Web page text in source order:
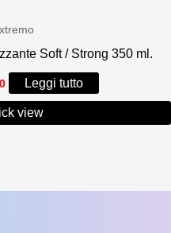
Soft / Strong 350 ml.
Il
prezzo
attuale
è:
Leggi tutto
view